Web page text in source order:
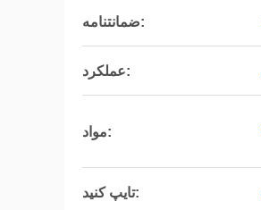
ضمانتنامه:
عملکرد:
مواد:
تایپ کنید: